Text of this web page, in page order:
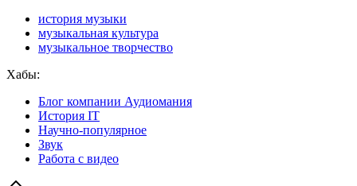
история музыки
музыкальная культура
музыкальное творчество
Хабы:
Блог компании Аудиомания
История IT
Научно-популярное
Звук
Работа с видео